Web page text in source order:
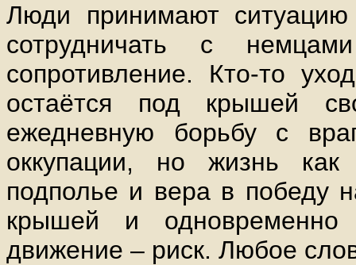
Люди принимают
сотрудничать с
сопротивление. Кто-то
остаётся под крышей
ежедневную борьбу с
оккупации, но жизнь
подполье и вера в победу
крышей и
движение – риск. Любое